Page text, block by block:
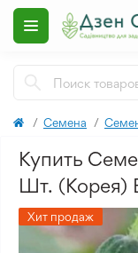
Семена
Купить
Шт. (Корея)
Хит продаж